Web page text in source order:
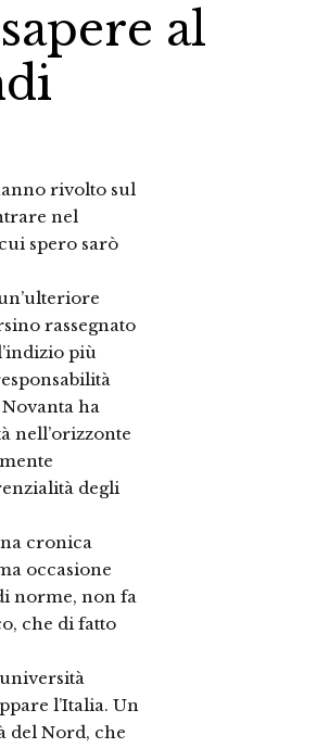
al
rivolto sul
nel
spero sarò
rassegnato
più
ha
nell’orizzonte
degli
cronica
occasione
norme, non fa
che di fatto
l’Italia. Un
del Nord, che